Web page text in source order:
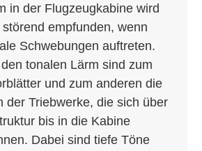
in der Flugzeugkabine wird
empfunden, wenn
Schwebungen auftreten.
tonalen Lärm sind zum
und zum anderen die
der Triebwerke, die sich über
bis in die Kabine
Dabei sind tiefe Töne